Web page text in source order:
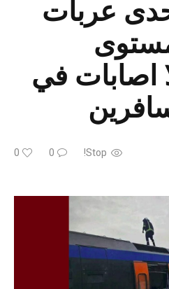
عربات
اصابات في
Stop!
0
0